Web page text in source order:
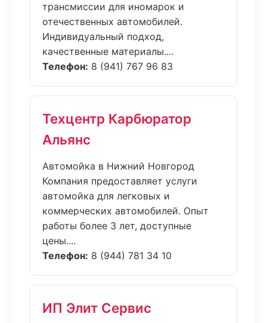
трансмиссии для иномарок и
отечественных автомобилей.
Индивидуальный подход,
качественные материалы....
Телефон: 8 (941) 767 96 83
Техцентр Карбюратор
Альянс
Автомойка в Нижний Новгород
Компания предоставляет услуги
автомойка для легковых и
коммерческих автомобилей. Опыт
работы более 3 лет, доступные
цены....
Телефон: 8 (944) 781 34 10
ИП Элит Сервис